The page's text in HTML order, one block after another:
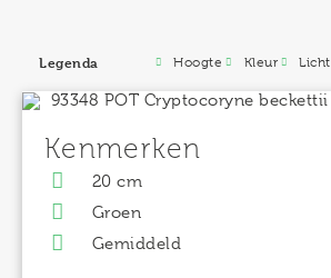
Legenda Hoogte Kleur Licht
Kenmerken
20 cm
Groen
Gemiddeld